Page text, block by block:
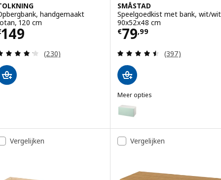
handgemaakt
120 cm
149€ 149
Beoordeling: 4.2 van 5 sterren. Totaal
(230)
SMÅSTAD
Speelgoedkist met bank, wit/
90x52x48 cm
€79,99
Prijs € 79,99
Beoordeling:
(397)
Meer opties
SMÅSTAD
Optie: SMÅSTAD,
Optie: SMÅSTAD,
Optie: SMÅSTAD,
Vergelijken Vergelijken